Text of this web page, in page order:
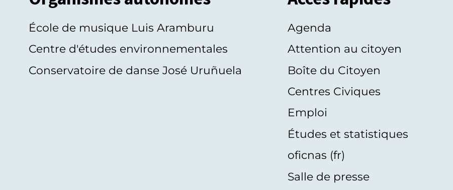
École de musique Luis Aramburu
Centre d'études environnementales
Conservatoire de danse José Uruñuela
Agenda
Attention au citoyen
Boîte du Citoyen
Centres Civiques
Emploi
Études et statistiques
oficnas (fr)
Salle de presse